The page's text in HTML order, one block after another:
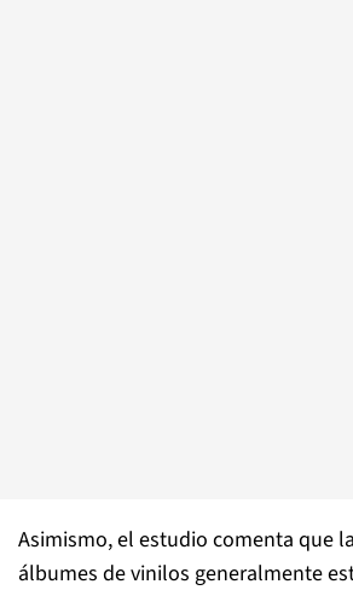
Asimismo, el estudio comenta que
álbumes de vinilos generalmente